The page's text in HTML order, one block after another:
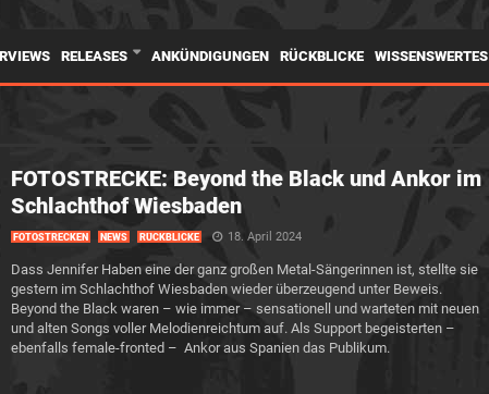
RELEASES ANKÜNDIGUNGEN RÜCKBLICKE WISSENSWERTES
FOTOSTRECKE: Beyond the Black und Ankor im
Schlachthof Wiesbaden
FOTOSTRECKEN NEWS RÜCKBLICKE 18. April 2024
Dass Jennifer Haben eine der ganz großen Metal-Sängerinnen ist, stellte sie
gestern im Schlachthof Wiesbaden wieder überzeugend unter Beweis.
Beyond the Black waren – wie immer – sensationell und warteten mit neuen
und alten Songs voller Melodienreichtum auf. Als Support begeisterten –
ebenfalls female-fronted – Ankor aus Spanien das Publikum.